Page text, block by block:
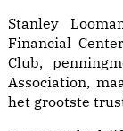
Stanley
Financial
Club,
Association,
het grootste